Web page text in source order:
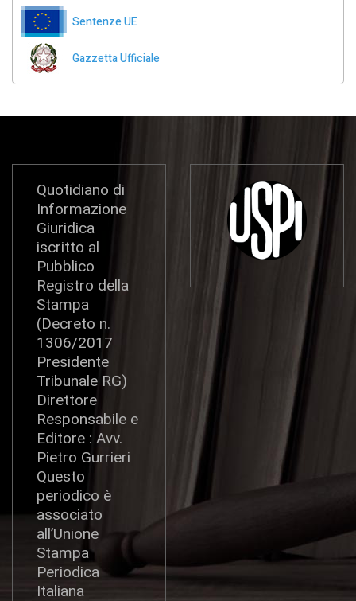
Sentenze UE
Gazzetta Ufficiale
Quotidiano di
Informazione
Giuridica
iscritto al
Pubblico
Registro della
Stampa
(Decreto n.
1306/2017
Presidente
Tribunale RG)
Direttore
Responsabile e
Editore : Avv.
Pietro Gurrieri
Questo
periodico è
associato
all’Unione
Stampa
Periodica
Italiana